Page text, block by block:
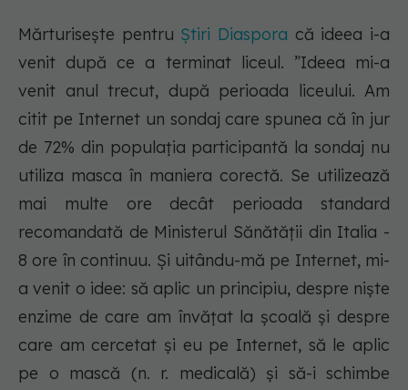
Mărturisește pentru Știri Diaspora că ideea i-a
venit după ce a terminat liceul. ”Ideea mi-a
venit anul trecut, după perioada liceului. Am
citit pe Internet un sondaj care spunea că în jur
de 72% din populația participantă la sondaj nu
utiliza masca în maniera corectă. Se utilizează
mai multe ore decât perioada standard
recomandată de Ministerul Sănătății din Italia -
8 ore în continuu. Și uitându-mă pe Internet, mi-
a venit o idee: să aplic un principiu, despre niște
enzime de care am învățat la școală și despre
care am cercetat și eu pe Internet, să le aplic
pe o mască (n. r. medicală) și să-i schimbe